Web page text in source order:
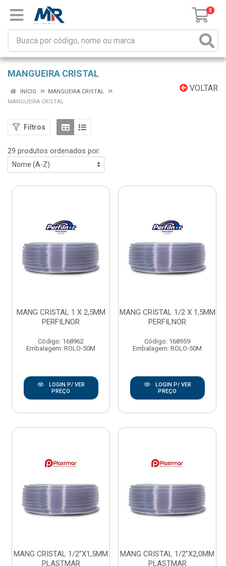
0
MANGUEIRA CRISTAL
VOLTAR
INÍCIO
MANGUEIRA CRISTAL
MANGUEIRA CRISTAL
Filtros
29 produtos ordenados por:
MANG CRISTAL 1 X 2,5MM
PERFILNOR
Código: 168962
Embalagem: ROLO-50M
LOGIN P/ VER
PREÇO
MANG CRISTAL 1/2 X 1,5MM
PERFILNOR
Código: 168959
Embalagem: ROLO-50M
LOGIN P/ VER
PREÇO
MANG CRISTAL 1/2”X1,5MM
PLASTMAR
MANG CRISTAL 1/2”X2,0MM
PLASTMAR